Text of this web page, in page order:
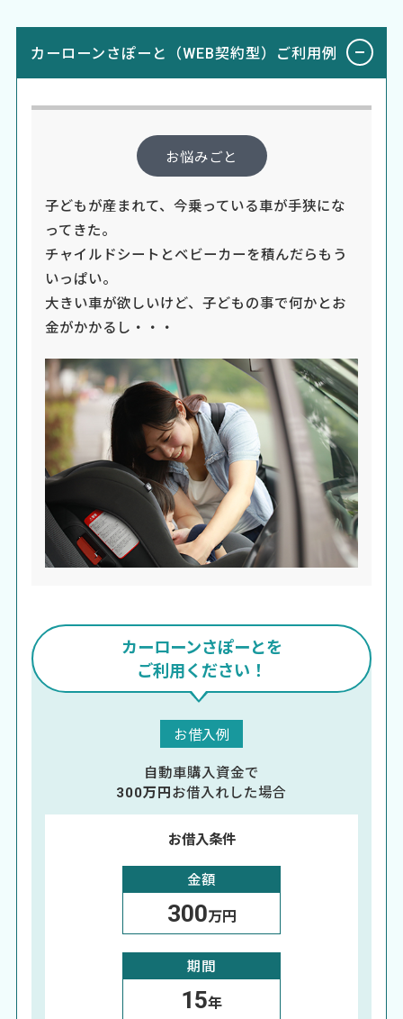
カーローンさぽーと（WEB契約型）ご利用例
お悩みごと
子どもが産まれて、今乗っている車が手狭にな
ってきた。
チャイルドシートとベビーカーを積んだらもう
いっぱい。
大きい車が欲しいけど、子どもの事で何かとお
金がかかるし・・・
カーローンさぽーとを
ご利用ください！
お借入例
自動車購入資金で
300万円 お借入れした場合
お借入条件
金額
300万円
期間
15年